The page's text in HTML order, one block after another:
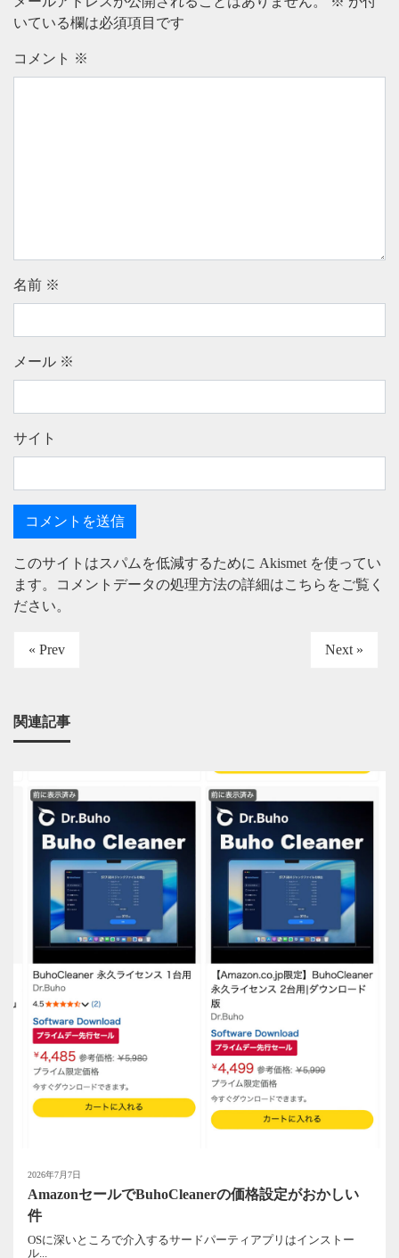
いている欄は必須項目です
コメント ※
名前 ※
メール ※
サイト
このサイトはスパムを低減するために Akismet を使ってい
ます。
コメントデータの処理方法の詳細はこちらをご覧く
ださい。
« Prev Next »
関連記事
2026年7月7日
AmazonセールでBuhoCleanerの価格設定がおかしい
件
OSに深いところで介入するサードパーティアプリはインストー
ル...